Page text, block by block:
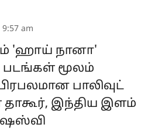
am
'ஹாய் நானா'
மூலம்
பாலிவுட்
தாகூர், இந்திய இளம்